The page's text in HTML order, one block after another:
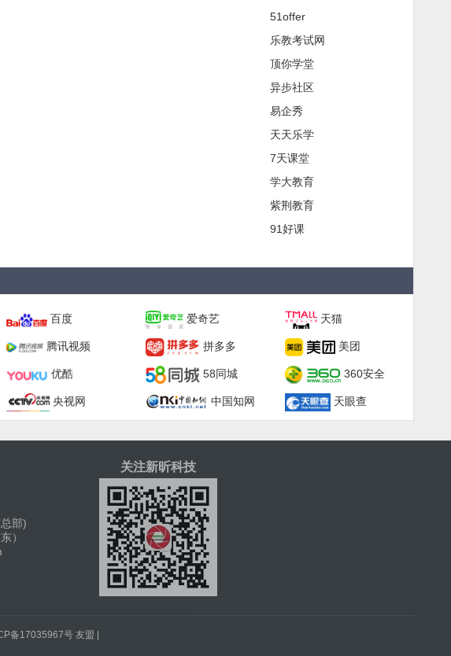
51offer
乐教考试网
顶你学堂
异步社区
易企秀
天天乐学
7天课堂
学大教育
紫荆教育
91好课
百度 爱奇艺 天猫
腾讯视频 拼多多 美团
优酷 58同城 360安全
央视网 中国知网 天眼查
关注新昕科技
部)
）
备17035967号 友盟